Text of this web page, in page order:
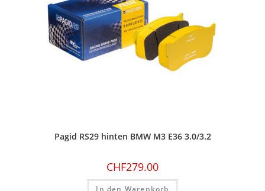
Pagid RS29 hinten BMW M3 E36 3.0/3.2
CHF279.00
In den Warenkorb